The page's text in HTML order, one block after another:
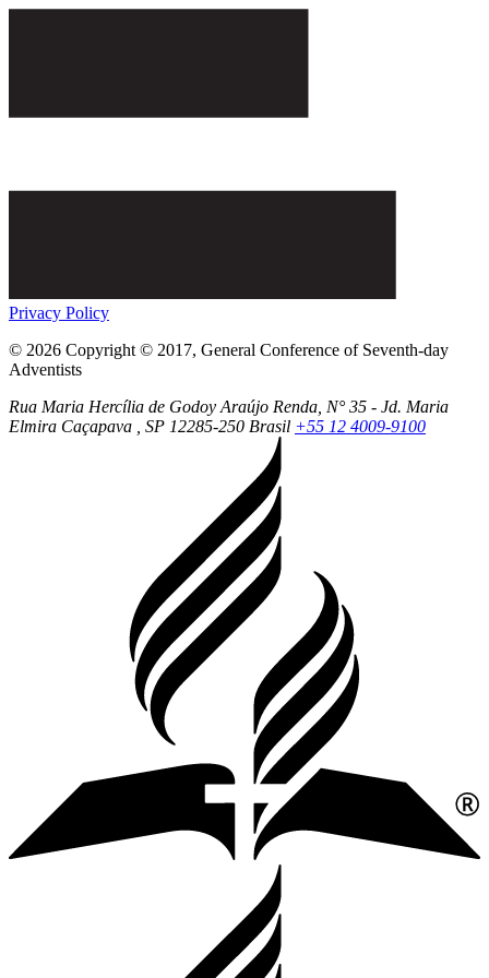
Privacy Policy
© 2026 Copyright © 2017, General Conference of Seventh-day
Adventists
Rua Maria Hercília de Godoy Araújo Renda, N° 35 - Jd. Maria
Elmira Caçapava , SP 12285-250 Brasil +55 12 4009-9100